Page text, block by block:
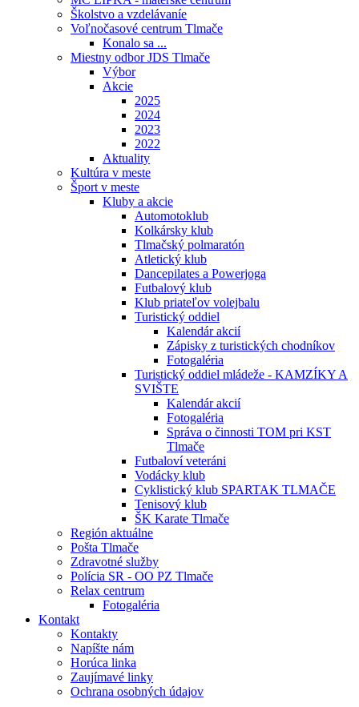
Školstvo a vzdelávaníe
Voľnočasové centrum Tlmače
Konalo sa ...
Miestny odbor JDS Tlmače
Výbor
Akcie
2025
2024
2023
2022
Aktuality
Kultúra v meste
Šport v meste
Kluby a akcie
Automotoklub
Kolkársky klub
Tlmačský polmaratón
Atletický klub
Dancepilates a Powerjoga
Futbalový klub
Klub priateľov volejbalu
Turistický oddiel
Kalendár akcií
Zápisky z turistických chodníkov
Fotogaléria
Turistický oddiel mládeže - KAMZÍKY A
SVIŠTE
Kalendár akcií
Fotogaléria
Správa o činnosti TOM pri KST
Tlmače
Futbaloví veteráni
Vodácky klub
Cyklistický klub SPARTAK TLMAČE
Tenisový klub
ŠK Karate Tlmače
Región aktuálne
Pošta Tlmače
Zdravotné služby
Polícia SR - OO PZ Tlmače
Relax centrum
Fotogaléria
Kontakt
Kontakty
Napíšte nám
Horúca linka
Zaujímavé linky
Ochrana osobných údajov